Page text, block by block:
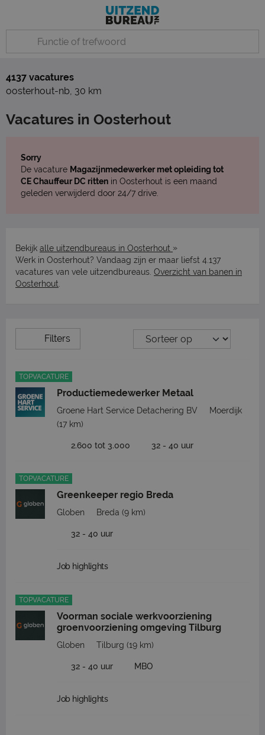
4137 vacatures
oosterhout-nb, 30 km
Vacatures in Oosterhout
Sorry
De vacature Magazijnmedewerker met opleiding tot
CE Chauffeur DC ritten in Oosterhout is een maand
geleden verwijderd door 24/7 drive.
Bekijk alle uitzendbureaus in Oosterhout »
Werk in Oosterhout? Vandaag zijn er maar liefst 4.137
vacatures van vele uitzendbureaus. Overzicht van banen in
Oosterhout
Filters
TOPVACATURE
Productiemedewerker Metaal
Groene Hart Service Detachering BV
Moerdijk
(17 km)
2.600 tot 3.000 32 - 40 uur
TOPVACATURE
Greenkeeper regio Breda
Globen Breda (9 km)
32 - 40 uur
Job highlights
TOPVACATURE
Voorman sociale werkvoorziening
groenvoorziening omgeving Tilburg
Globen Tilburg (19 km)
32 - 40 uur MBO
Job highlights